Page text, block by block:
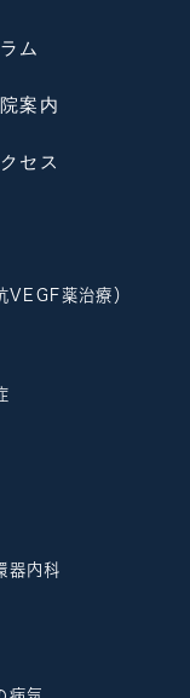
ム
案内
セス
VEGF薬治療）
器内科